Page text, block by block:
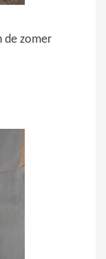
de zomer